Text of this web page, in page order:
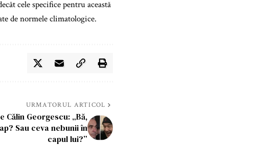
cele specifice pentru această
de normele climatologice.
URMATORUL ARTICOL
Călin Georgescu: „Bă,
Sau ceva nebunii în
capul lui?”